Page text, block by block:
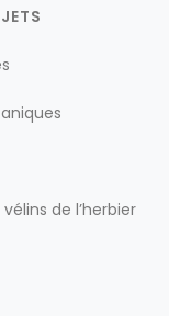
de l’herbier